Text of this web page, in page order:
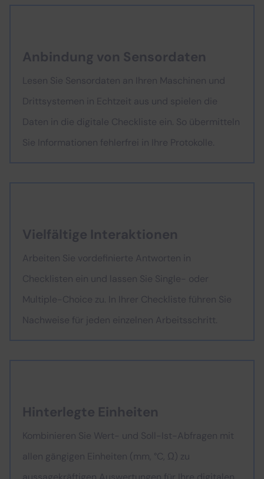
Anbindung von Sensordaten
Lesen Sie Sensordaten an Ihren Maschinen und
Drittsystemen in Echtzeit aus und spielen die
Daten in die digitale Checkliste ein. So übermitteln
Sie Informationen fehlerfrei in Ihre Protokolle.
Vielfältige Interaktionen
Arbeiten Sie vordefinierte Antworten in
Checklisten ein und lassen Sie Single- oder
Multiple-Choice zu. In Ihrer Checkliste führen Sie
Nachweise für jeden einzelnen Arbeitsschritt.
Hinterlegte Einheiten
Kombinieren Sie Wert- und Soll-Ist-Abfragen mit
allen gängigen Einheiten (mm, °C, Ω) zu